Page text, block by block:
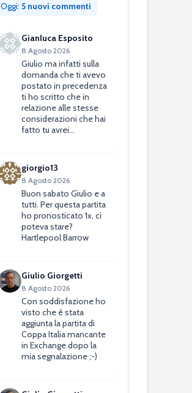
Oggi: 5 nuovi commenti
Gianluca Esposito
8 Agosto 2026
Giulio ma infatti sulla
domanda che ti avevo
postato in precedenza
ti ho scritto che in
relazione alle stesse
considerazioni che hai
fatto tu avrei…
giorgio13
8 Agosto 2026
Buon sabato Giulio e a
tutti. Per questa partita
ho pronosticato 1x, ci
poteva stare?
Hartlepool Barrow
Giulio Giorgetti
8 Agosto 2026
Con soddisfazione ho
visto che è stata
aggiunta la partita di
Coppa Italia mancante
in Exchange dopo la
mia segnalazione ;-)